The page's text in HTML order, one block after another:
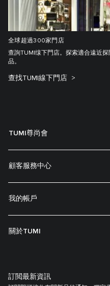
全球超過300家門店
查詢TUMI缐下門店。探索適合遠近
品。
查找TUMI線下門店
TUMI尊尚會
顧客服務中心
我的帳戶
關於TUMI
訂閲最新資訊